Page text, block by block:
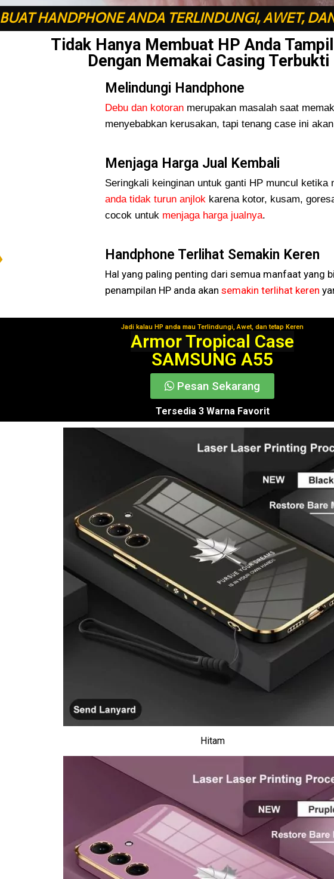
BUAT HANDPHONE ANDA TERLINDUNGI, AWET,
Tidak Hanya Membuat HP Anda
Dengan Memakai Casing Terbukti
Melindungi Handphone
Debu dan kotoran merupakan masalah saat
menyebabkan kerusakan, tapi tenang case ini
Menjaga Harga Jual Kembali
Seringkali keinginan untuk ganti HP muncul ketika
anda tidak turun anjlokkarena kotor, kusam,
cocok untuk menjaga harga jualnya.
Handphone Terlihat Semakin Keren
Hal yang paling penting dari semua manfaat yang
penampilan HP anda akan semakin terlihat keren
Jadi kalau HP anda mau Terlindungi, Awet, dan tetap Keren
Segera Gunakan!
Armor Tropical Case
SAMSUNG A55
Pesan Sekarang
Tersedia 3 Warna Favorit
Hitam